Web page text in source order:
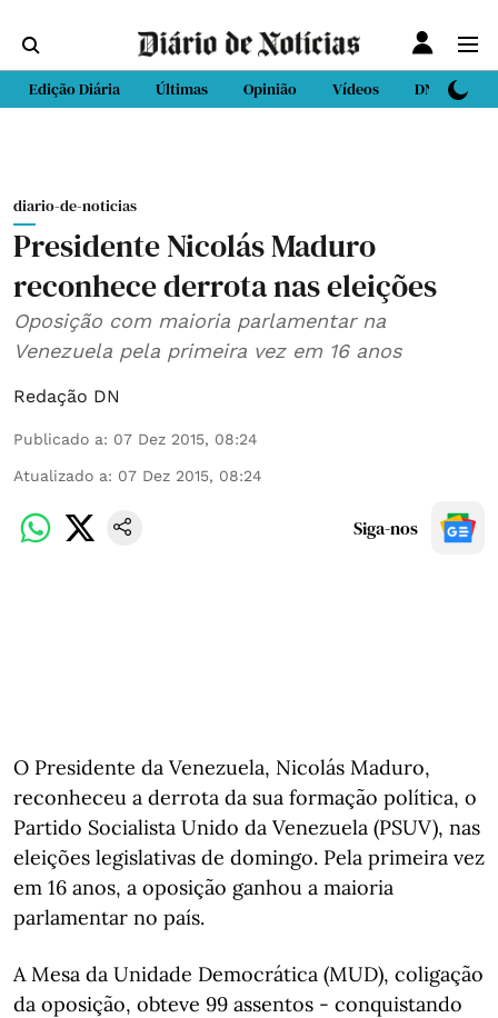
Edição Diária Últimas Opinião Vídeos DN Sport
diario-de-noticias
Presidente Nicolás Maduro
reconhece derrota nas eleições
Oposição com maioria parlamentar na
Venezuela pela primeira vez em 16 anos
Redação DN
Publicado a: 07 Dez 2015, 08:24
Atualizado a: 07 Dez 2015, 08:24
Siga-nos
O Presidente da Venezuela, Nicolás Maduro,
reconheceu a derrota da sua formação política, o
Partido Socialista Unido da Venezuela (PSUV), nas
eleições legislativas de domingo. Pela primeira vez
em 16 anos, a oposição ganhou a maioria
parlamentar no país.
A Mesa da Unidade Democrática (MUD), coligação
da oposição, obteve 99 assentos - conquistando